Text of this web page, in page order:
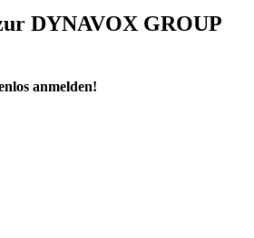
DYNAVOX GROUP
anmelden!